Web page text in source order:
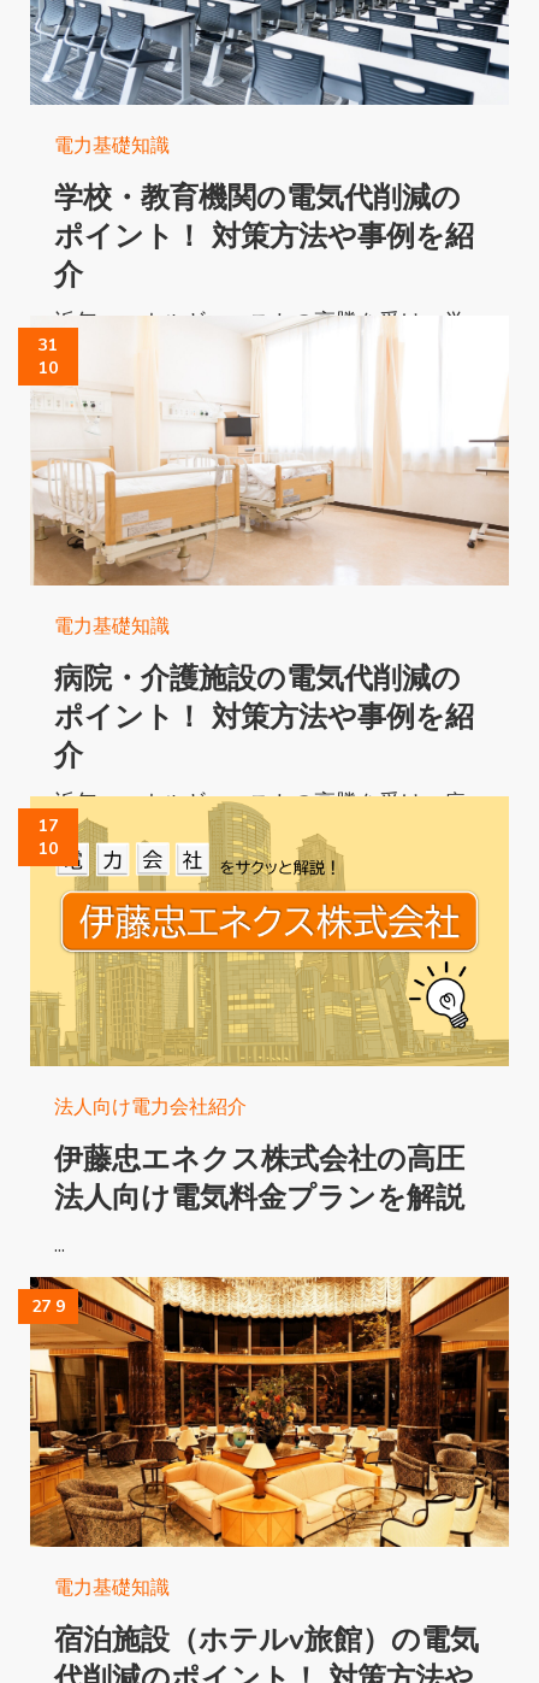
電力基礎知識
学校・教育機関の電気代削減の
ポイント！ 対策方法や事例を紹
介
近年、エネルギーコストの高騰を受け、学
校・教育機関の電気代削減が喫緊の課題と
なっています。電気代を抑えることは財源
の有効活用にも大きく貢献します。 ...
Read More...
電力基礎知識
病院・介護施設の電気代削減の
ポイント！ 対策方法や事例を紹
介
近年、エネルギーコストの高騰を受け、病
院・介護施設の電気代削減が喫緊の課題と
なっています。電気代を抑えることは企業
の収益改善にも大きく貢献します。...
Read More...
31
10
法人向け電力会社紹介
伊藤忠エネクス株式会社の高圧
法人向け電気料金プランを解説
...
Read More...
17
10
電力基礎知識
宿泊施設（ホテルv旅館）の電気
27 9